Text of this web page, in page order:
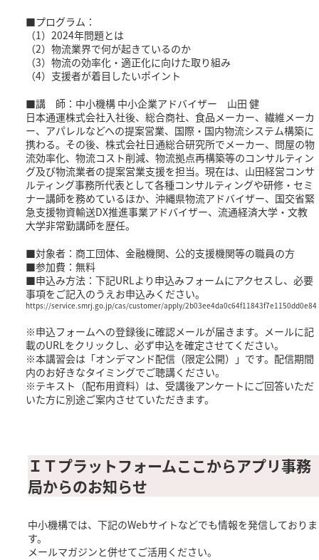
■プログラム：
（1）2024年問題とは
（2）物流業界で何が起きているのか
（3）物流の効率化・適正化に向けた取り組み
（4）支援者が着目したいポイント
■講 師：中小機構 中小企業アドバイザー 山田 健
日本通運株式会社入社後、総合商社、食品メーカー、繊維メーカ
ー、アパレルなどへの提案営業、国際・国内物流システム構築に
携わる。その後、株式会社日通総合研究所でメーカー、問屋の物
流効率化、物流コスト削減、物流拠点再構築等のコンサルティン
グ及び物流業者の提案営業支援を担当。現在は、山田経営コンサ
ルティング事務所代表として各種コンサルティングや研修・セミ
ナー講師を務めているほか、沖縄県物流アドバイザー、国交省緊
急支援物資輸送DX推進事業アドバイザー、流通経済大学・文教
大学非常勤講師を歴任。
■対象者：商工団体、金融機関、公的支援機関等の職員の方
■参加費：無料
■申込み方法：下記URLより申込みフォームにアクセスし、必要
事項をご記入のうえお申込みください。
https://service.smrj.go.jp/cas/customer/apply/2b03ee4da0c64f11843f7e1150dd0e84
※申込フォームへの登録後に確認メールが届きます。メールに記
載のURLをクリックし、必ず申込を確定させてください。
※本講習会は「オンデマンド配信（限定公開）」です。配信期間
内のお好きなタイミングでご聴講ください。
※テキスト（配布用資料）は、受講後アンケートにご回答いただ
いた方に別途ご案内させていただきます。
ＩＴプラットフォームここからアプリ事務
局からのお知らせ
中小機構では、下記のWebサイトなどでも情報を発信しておりま
す。
メールマガジンと併せてご活用ください。